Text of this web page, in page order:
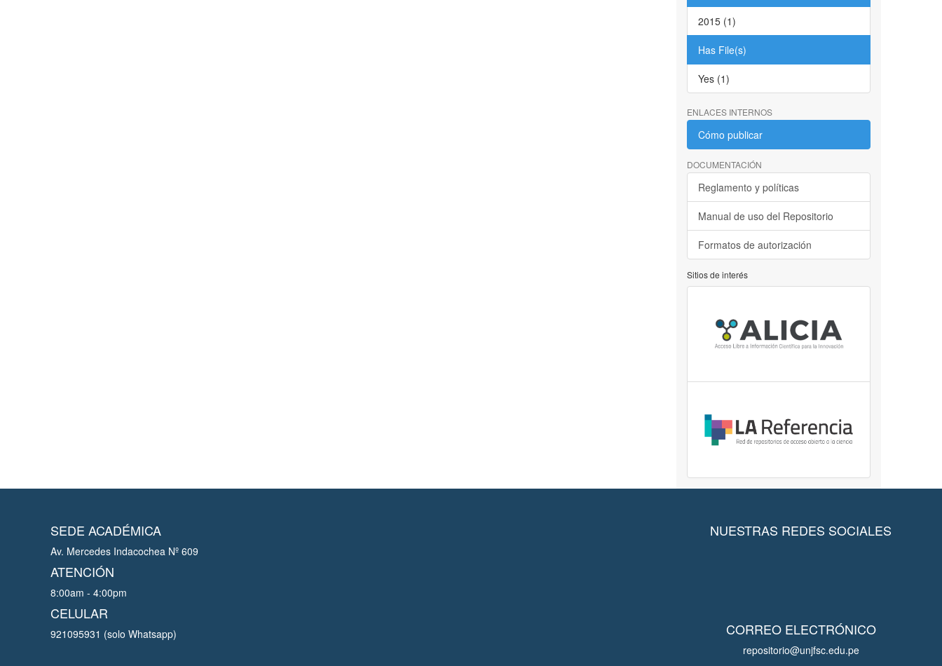
2015 (1)
Has File(s)
Yes (1)
ENLACES INTERNOS
Cómo publicar
DOCUMENTACIÓN
Reglamento y políticas
Manual de uso del Repositorio
Formatos de autorización
Sitios de interés
SEDE ACADÉMICA
Av. Mercedes Indacochea Nº 609
ATENCIÓN
8:00am - 4:00pm
CELULAR
921095931 (solo Whatsapp)
NUESTRAS REDES SOCIALES
CORREO ELECTRÓNICO
repositorio@unjfsc.edu.pe